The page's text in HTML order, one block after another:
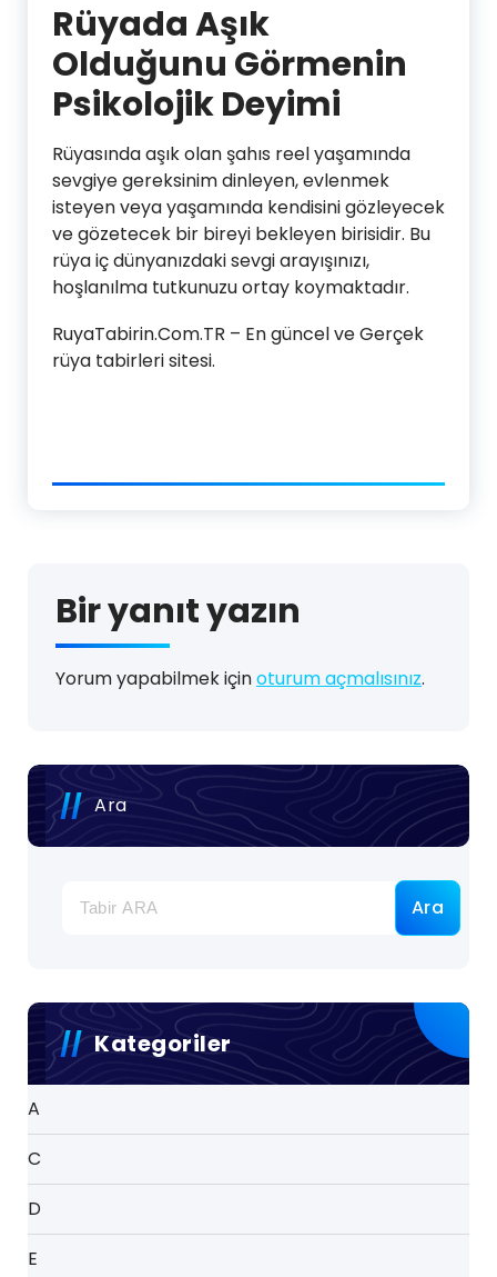
Rüyada Aşık
Olduğunu Görmenin
Psikolojik Deyimi
Rüyasında aşık olan şahıs reel yaşamında
sevgiye gereksinim dinleyen, evlenmek
isteyen veya yaşamında kendisini gözleyecek
ve gözetecek bir bireyi bekleyen birisidir. Bu
rüya iç dünyanızdaki sevgi arayışınızı,
hoşlanılma tutkunuzu ortay koymaktadır.
RuyaTabirin.Com.TR – En güncel ve Gerçek
rüya tabirleri sitesi.
Bir yanıt yazın
Yorum yapabilmek içinoturum açmalısınız.
Ara
Ara
Kategoriler
A
C
D
E